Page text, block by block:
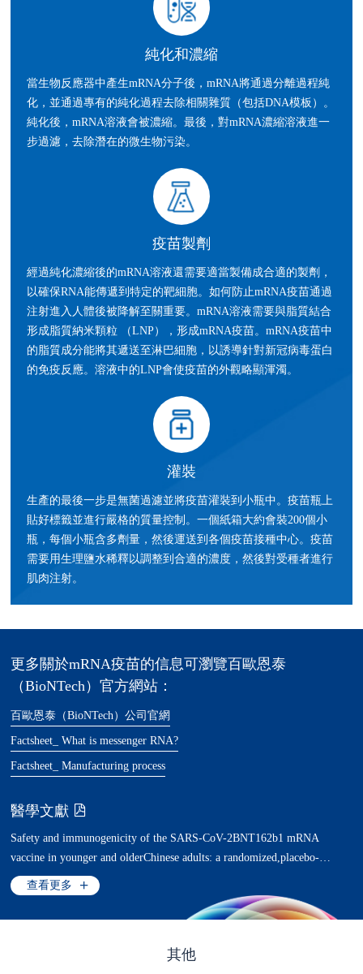
純化和濃縮
當生物反應器中產生mRNA分子後，mRNA將通過分離過程純
化，並通過專有的純化過程去除相關雜質（包括DNA模板）。
純化後，mRNA溶液會被濃縮。最後，對mRNA濃縮溶液進一
步過濾，去除潛在的微生物污染。
疫苗製劑
經過純化濃縮後的mRNA溶液還需要適當製備成合適的製劑，
以確保RNA能傳遞到特定的靶細胞。如何防止mRNA疫苗通過
注射進入人體後被降解至關重要。mRNA溶液需要與脂質結合
形成脂質納米顆粒 （LNP），形成mRNA疫苗。mRNA疫苗中
的脂質成分能將其遞送至淋巴細胞，以誘導針對新冠病毒蛋白
的免疫反應。溶液中的LNP會使疫苗的外觀略顯渾濁。
灌裝
生產的最後一步是無菌過濾並將疫苗灌裝到小瓶中。疫苗瓶上
貼好標籤並進行嚴格的質量控制。一個紙箱大約會裝200個小
瓶，每個小瓶含多劑量，然後運送到各個疫苗接種中心。疫苗
需要用生理鹽水稀釋以調整到合適的濃度，然後對受種者進行
肌肉注射。
更多關於mRNA疫苗的信息可瀏覽百歐恩泰
（BioNTech）官方網站：
百歐恩泰（BioNTech）公司官網
Factsheet_ What is messenger RNA?
Factsheet_ Manufacturing process
醫學文獻
Safety and immunogenicity of the SARS-CoV-2BNT162b1 mRNA
vaccine in younger and olderChinese adults: a randomized,placebo-
controlled,double-blind phase 1 study
查看更多
其他